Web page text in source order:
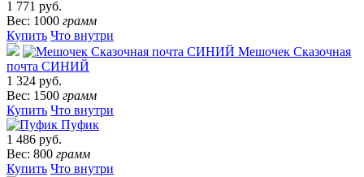
1 771 руб.
Вес: 1000 грамм
Купить Что внутри
Мешочек Сказочная
почта СИНИЙ
1 324 руб.
Вес: 1500 грамм
Купить Что внутри
Пуфик
1 486 руб.
Вес: 800 грамм
Купить Что внутри